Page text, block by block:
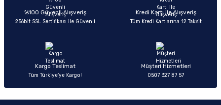
%100 Güvenli Alışveriş
256bit SSL Sertifikası ile Güvenli
Kredi Kartı ile Alışveriş
Tüm Kredi Kartlarına 12 Taksit
Kargo Teslimat
Tüm Türkiye’ye Kargo!
Müşteri Hizmetleri
0507 327 87 57